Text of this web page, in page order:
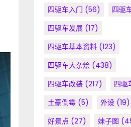
四驱车入门 (56) 四驱
四驱车发展 (17)
四驱车基本资料 (123)
四驱车大杂烩 (438)
四驱车改装 (217) 四驱
土豪倒霉 (5) 外设 (19)
好景点 (27) 妹子图